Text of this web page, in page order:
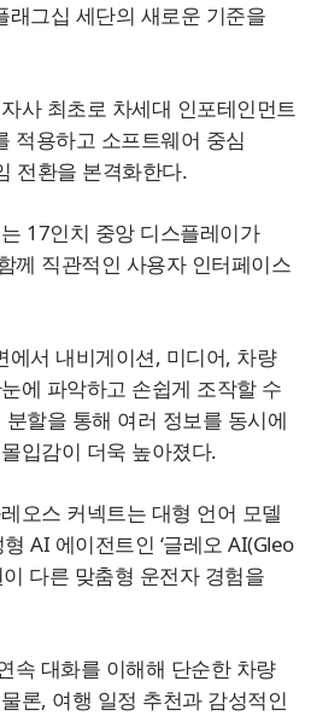
래그십 세단의 새로운 기준을
사 최초로 차세대 인포테인먼트
적용하고 소프트웨어 중심
전환을 본격화한다.
17인치 중앙 디스플레이가
께 직관적인 사용자 인터페이스
에서 내비게이션, 미디어, 차량
에 파악하고 손쉽게 조작할 수
할을 통해 여러 정보를 동시에
입감이 더욱 높아졌다.
오스 커넥트는 대형 언어 모델
AI 에이전트인 ‘글레오 AI(Gleo
다른 맞춤형 운전자 경험을
속 대화를 이해해 단순한 차량
론, 여행 일정 추천과 감성적인